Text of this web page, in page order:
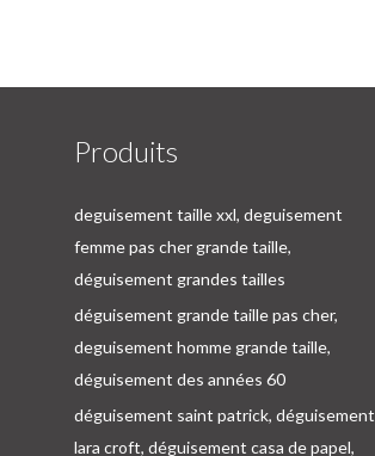
Produits
deguisement taille xxl, deguisement
femme pas cher grande taille,
déguisement grandes tailles
déguisement grande taille pas cher,
deguisement homme grande taille,
déguisement des années 60
déguisement saint patrick, déguisement
lara croft, déguisement casa de papel,